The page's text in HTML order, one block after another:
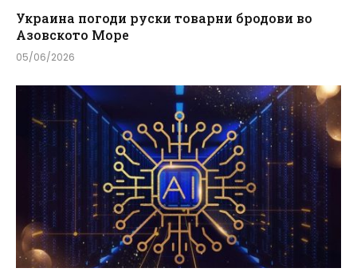
Украина погоди руски товарни бродови во
Азовското Море
05/06/2026